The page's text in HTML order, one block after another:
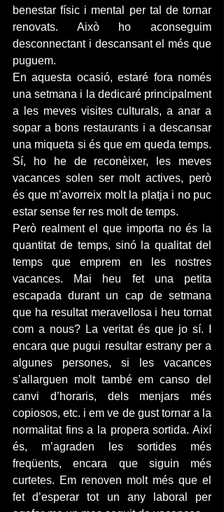
benestar físic i mental per tal de tornar
renovats. Això ho aconseguim
desconnectant i descansant el més que
puguem.
En aquesta ocasió, estaré fora només
una setmana i la dedicaré principalment
a les meves visites culturals, a anar a
sopar a bons restaurants i a descansar
una miqueta si és que em queda temps.
Sí, ho he de reconèixer, les meves
vacances solen ser molt actives, però
és que m’avorreix molt la platja i no puc
estar sense fer res molt de temps.
Però realment el que importa no és la
quantitat de temps, sinó la qualitat del
temps que emprem en les nostres
vacances. Mai heu fet una petita
escapada durant un cap de setmana
que ha resultat meravellosa i heu tornat
com a nous? La veritat és que jo sí. I
encara que pugui resultar estrany per a
algunes persones, si les vacances
s’allarguen molt també em canso del
canvi d’horaris, dels menjars més
copiosos, etc. i em ve de gust tornar a la
normalitat fins a la propera sortida. Així
és, m’agraden les sortides més
freqüents, encara que siguin més
curtetes. Em renoven molt més que el
fet d’esperar tot un any laboral per